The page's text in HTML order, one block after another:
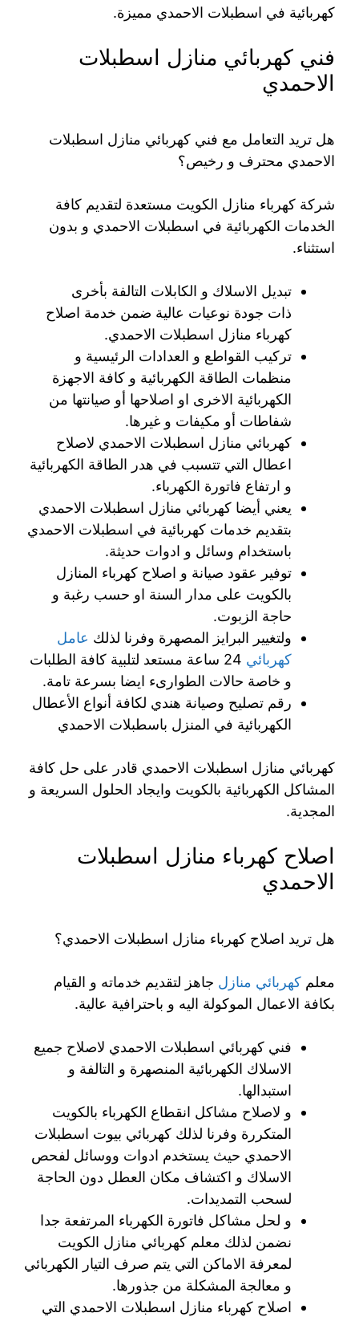
كهربائية في اسطبلات الاحمدي مميزة.
فني كهربائي منازل اسطبلات
الاحمدي
هل تريد التعامل مع فني كهربائي منازل اسطبلات
الاحمدي محترف و رخيص؟
شركة كهرباء منازل الكويت مستعدة لتقديم كافة
الخدمات الكهربائية في اسطبلات الاحمدي و بدون
استثناء.
تبديل الاسلاك و الكابلات التالفة بأخرى
ذات جودة نوعيات عالية ضمن خدمة اصلاح
كهرباء منازل اسطبلات الاحمدي.
تركيب القواطع و العدادات الرئيسية و
منظمات الطاقة الكهربائية و كافة الاجهزة
الكهربائية الاخرى او اصلاحها أو صيانتها من
شفاطات أو مكيفات و غيرها.
كهربائي منازل اسطبلات الاحمدي لاصلاح
اعطال التي تتسبب في هدر الطاقة الكهربائية
و ارتفاع فاتورة الكهرباء.
يعني أيضا كهربائي منازل اسطبلات الاحمدي
بتقديم خدمات كهربائية في اسطبلات الاحمدي
باستخدام وسائل و ادوات حديثة.
توفير عقود صيانة و اصلاح كهرباء المنازل
بالكويت على مدار السنة او حسب رغبة و
حاجة الزبوت.
ولتغيير البرايز المصهرة وفرنا لذلك عامل
كهربائي
24 ساعة مستعد لتلبية كافة الطلبات
و خاصة حالات الطوارىء ايضا بسرعة تامة.
رقم تصليح وصيانة هندي لكافة أنواع الأعطال
الكهربائية في المنزل باسطبلات الاحمدي
كهربائي منازل اسطبلات الاحمدي قادر على حل كافة
المشاكل الكهربائية بالكويت وايجاد الحلول السريعة و
المجدية.
اصلاح كهرباء منازل اسطبلات
الاحمدي
هل تريد اصلاح كهرباء منازل اسطبلات الاحمدي؟
معلم كهربائي منازل جاهز لتقديم خدماته و القيام
بكافة الاعمال الموكولة اليه و باحترافية عالية.
فني كهربائي اسطبلات الاحمدي لاصلاح جميع
الاسلاك الكهربائية المنصهرة و التالفة و
استبدالها.
و لاصلاح مشاكل انقطاع الكهرباء بالكويت
المتكررة وفرنا لذلك كهربائي بيوت اسطبلات
الاحمدي حيث يستخدم ادوات ووسائل لفحص
الاسلاك و اكتشاف مكان العطل دون الحاجة
لسحب التمديدات.
و لحل مشاكل فاتورة الكهرباء المرتفعة جدا
نضمن لذلك معلم كهربائي منازل الكويت
لمعرفة الاماكن التي يتم صرف التيار الكهربائي
و معالجة المشكلة من جذورها.
اصلاح كهرباء منازل اسطبلات الاحمدي التي